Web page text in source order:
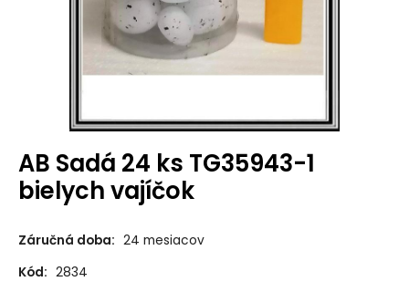
AB Sadá 24 ks TG35943-1
bielych vajíčok
Záručná doba: 24 mesiacov
Kód: 2834